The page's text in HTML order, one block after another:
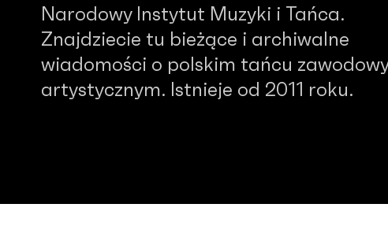
Narodowy Instytut Muzyki i Tańca.
Znajdziecie tu bieżące i archiwalne
wiadomości o polskim tańcu
artystycznym. Istnieje od 2011 roku.